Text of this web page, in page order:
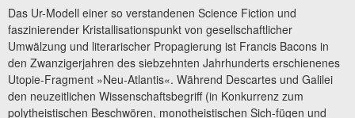
Das Ur-Modell einer so verstandenen Science Fiction und
faszinierender Kristallisationspunkt von gesellschaftlicher
Umwälzung und literarischer Propagierung ist Francis Bacons in
den Zwanzigerjahren des siebzehnten Jahrhunderts erschienenes
Utopie-Fragment »Neu-Atlantis«. Während Descartes und Galilei
den neuzeitlichen Wissenschaftsbegriff (in Konkurrenz zum
polytheistischen Beschwören, monotheistischen Sich-fügen und